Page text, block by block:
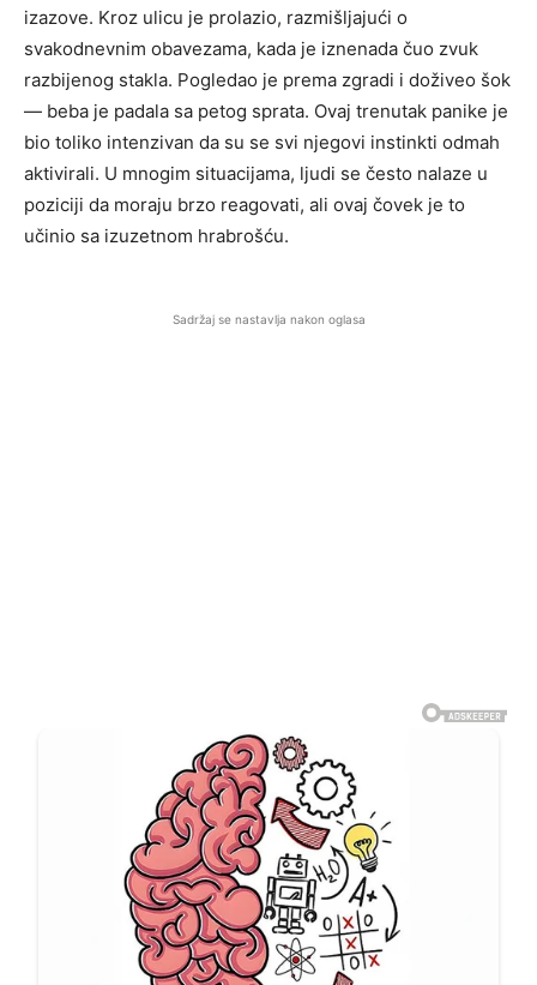
izazove. Kroz ulicu je prolazio, razmišljajući o
svakodnevnim obavezama, kada je iznenada čuo zvuk
razbijenog stakla. Pogledao je prema zgradi i doživeo šok
— beba je padala sa petog sprata. Ovaj trenutak panike je
bio toliko intenzivan da su se svi njegovi instinkti odmah
aktivirali. U mnogim situacijama, ljudi se često nalaze u
poziciji da moraju brzo reagovati, ali ovaj čovek je to
učinio sa izuzetnom hrabrošću.
Sadržaj se nastavlja nakon oglasa